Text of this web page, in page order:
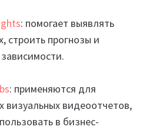
: помогает выявлять
строить прогнозы и
: применяются для
визуальных видеоотчетов,
в бизнес-